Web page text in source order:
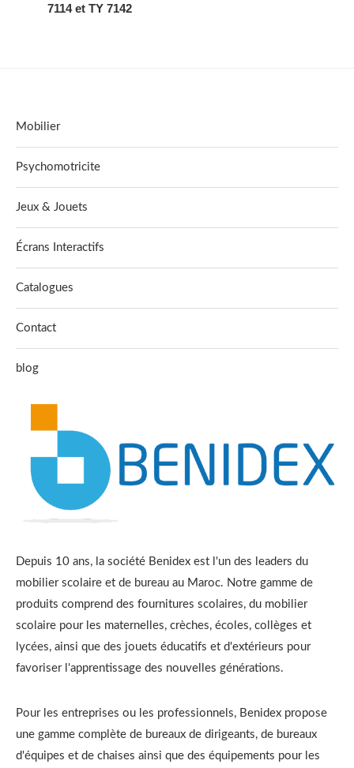
7114 et TY 7142
Mobilier
Psychomotricite
Jeux & Jouets
Écrans Interactifs
Catalogues
Contact
blog
Depuis 10 ans, la société Benidex est l'un des leaders du
mobilier scolaire et de bureau au Maroc. Notre gamme de
produits comprend des fournitures scolaires, du mobilier
scolaire pour les maternelles, crèches, écoles, collèges et
lycées, ainsi que des jouets éducatifs et d'extérieurs pour
favoriser l'apprentissage des nouvelles générations.
Pour les entreprises ou les professionnels, Benidex propose
une gamme complète de bureaux de dirigeants, de bureaux
d'équipes et de chaises ainsi que des équipements pour les